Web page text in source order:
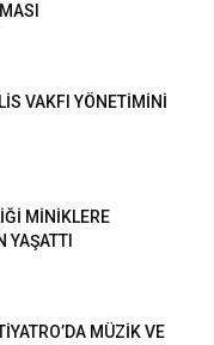
VAKFI YÖNETİMİNİ
MİNİKLERE
YAŞATTI
MÜZİK VE